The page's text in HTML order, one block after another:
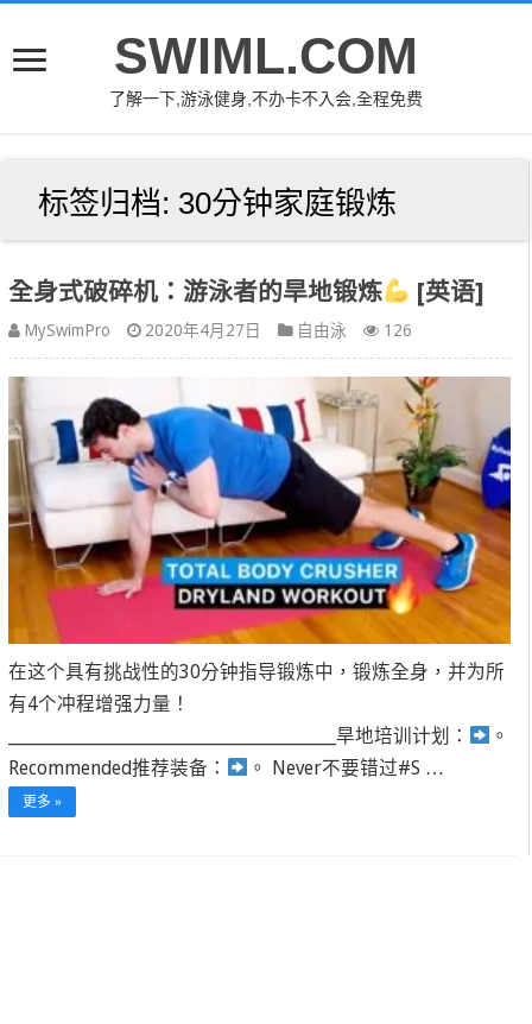
SWIML.COM
了解一下,游泳健身,不办卡不入会,全程免费
标签归档: 30分钟家庭锻炼
全身式破碎机：游泳者的旱地锻炼 [英语]
MySwimPro 2020年4月27日 自由泳 126
在这个具有挑战性的30分钟指导锻炼中，锻炼全身，并为所
有4个冲程增强力量！
______________________________________________旱地培训计划：
。
Recommended推荐装备： 。 Never不要错过#S …
更多 »